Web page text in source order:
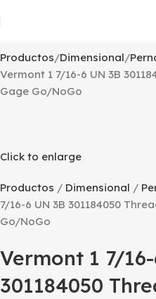
Productos Dimensional
Vermont 1 7/16-6 UN 3B
Gage Go/NoGo
Click to enlarge
Productos Dimensional
7/16-6 UN 3B 301184050
Go/NoGo
Vermont 1 7/
301184050